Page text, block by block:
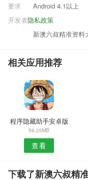
要求
Android 4.1以上
隐私政策
开发者
新澳六叔精准资料
相关应用推荐
程序隐藏助手安卓版
59.25MB
查看
下载了新澳六叔精